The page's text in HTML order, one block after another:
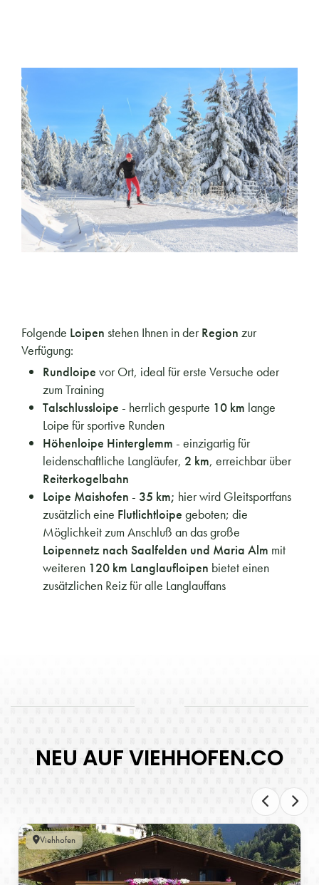
Folgende Loipen stehen Ihnen in derRegion zur
Verfügung:
Rundloipe vor Ort, ideal für erste Versuche oder
zum Training
Talschlussloipe - herrlich gespurte 10 km lange
Loipe für sportive Runden
Höhenloipe Hinterglemm - einzigartig für
leidenschaftliche Langläufer, 2 km, erreichbar über
Reiterkogelbahn
Loipe Maishofen - 35 km; hier wird Gleitsportfans
zusätzlich eine Flutlichtloipe geboten; die
Möglichkeit zum Anschluß an das große
Loipennetz nach Saalfelden und Maria Alm mit
weiteren 120 km Langlaufloipen bietet einen
zusätzlichen Reiz für alle Langlauffans
NEU AUF VIEHHOFEN.CO
Viehhofen